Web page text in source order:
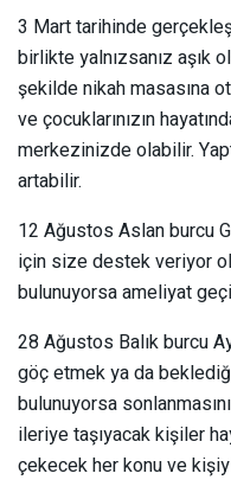
3 Mart tarihinde
birlikte yalnızsanız aşık
şekilde nikah masasına
ve çocuklarınızın
merkezinizde olabilir.
artabilir.
12 Ağustos Aslan burcu
için size destek veriyor
bulunuyorsa ameliyat
28 Ağustos Balık burcu
göç etmek ya da
bulunuyorsa
ileriye taşıyacak kişiler
çekecek her konu ve